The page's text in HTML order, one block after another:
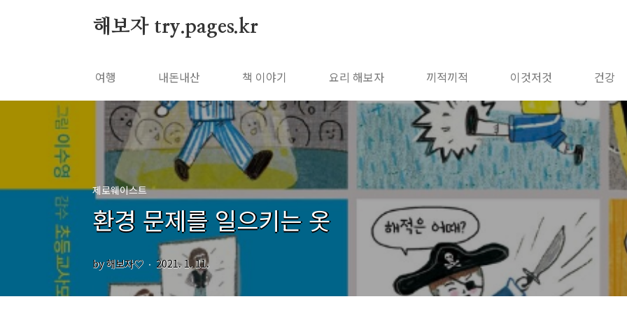
해보자 try.pages.kr
여행 내돈내산 책 이야기 요리 해보자 끼적끼적 이것저것 건강
제로웨이스트
환경 문제를 일으키는 옷
by 해보자♡ 2021. 1. 11.